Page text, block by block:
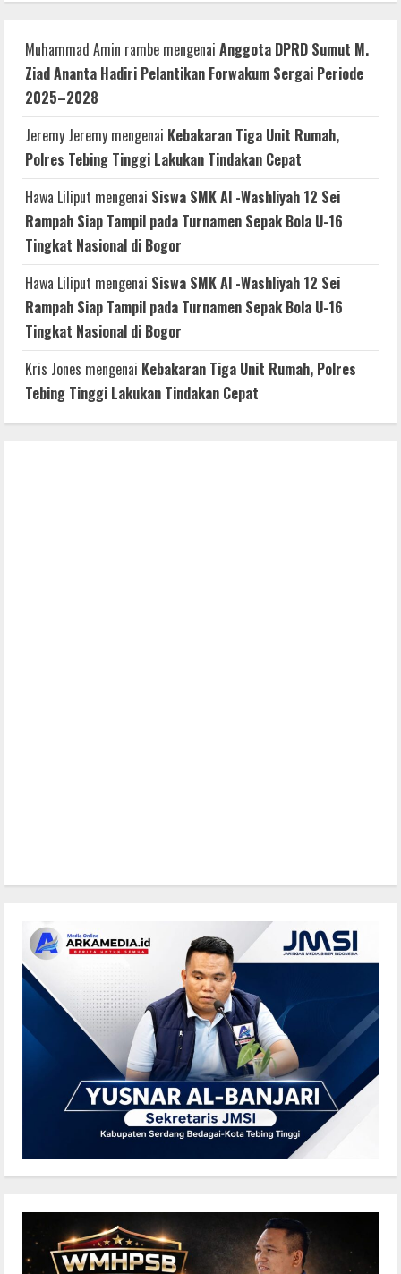
Muhammad Amin rambe mengenai Anggota DPRD Sumut M.
Ziad Ananta Hadiri Pelantikan Forwakum Sergai Periode
2025–2028
Jeremy Jeremy mengenai Kebakaran Tiga Unit Rumah,
Polres Tebing Tinggi Lakukan Tindakan Cepat
Hawa Liliput mengenai Siswa SMK Al -Washliyah 12 Sei
Rampah Siap Tampil pada Turnamen Sepak Bola U-16
Tingkat Nasional di Bogor
Hawa Liliput mengenai Siswa SMK Al -Washliyah 12 Sei
Rampah Siap Tampil pada Turnamen Sepak Bola U-16
Tingkat Nasional di Bogor
Kris Jones mengenai Kebakaran Tiga Unit Rumah, Polres
Tebing Tinggi Lakukan Tindakan Cepat